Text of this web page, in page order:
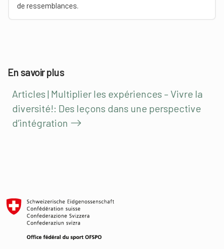
de ressemblances.
En savoir plus
Articles | Multiplier les expériences – Vivre la
diversité!: Des leçons dans une perspective
d’intégration